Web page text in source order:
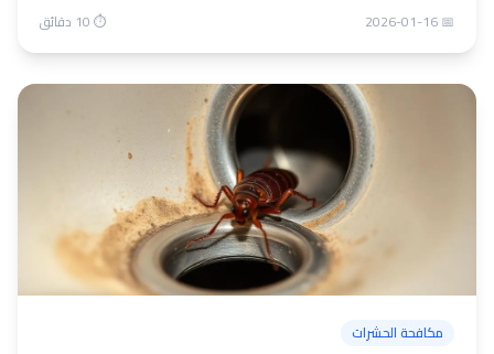
📅 2026-01-16 ⏱ 10 دقائق
مكافحة الحشرات